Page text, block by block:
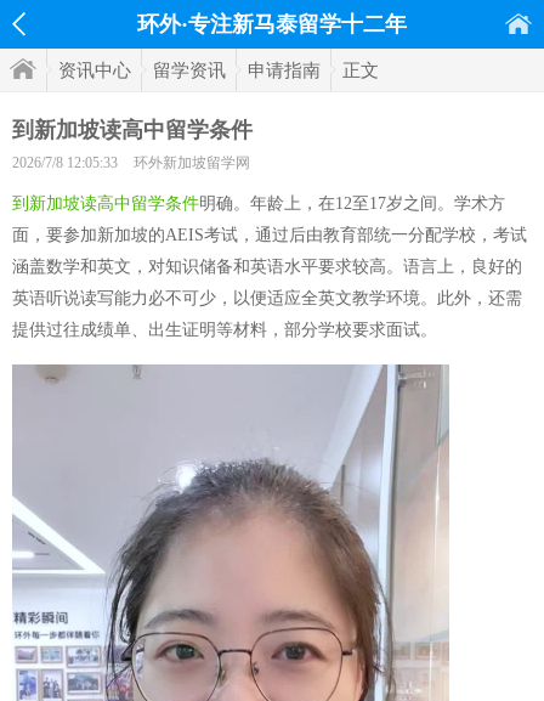
环外·专注新马泰留学十二年
资讯中心 留学资讯 申请指南 正文
到新加坡读高中留学条件
2026/7/8 12:05:33 环外新加坡留学网
到新加坡读高中留学条件明确。年龄上，在12至17岁之间。学术方
面，要参加新加坡的AEIS考试，通过后由教育部统一分配学校，考试
涵盖数学和英文，对知识储备和英语水平要求较高。语言上，良好的
英语听说读写能力必不可少，以便适应全英文教学环境。此外，还需
提供过往成绩单、出生证明等材料，部分学校要求面试。